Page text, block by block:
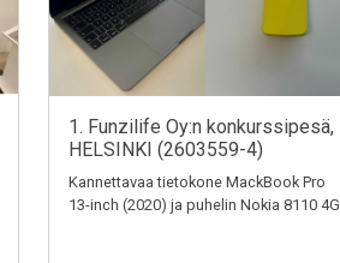
1. Funzilife Oy:n konkurssipesä,
HELSINKI (2603559-4)
Kannettavaa tietokone MackBook Pro
13-inch (2020) ja puhelin Nokia 8110 4G